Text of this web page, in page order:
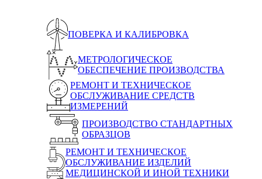
ПОВЕРКА И КАЛИБРОВКА
МЕТРОЛОГИЧЕСКОЕ
ОБЕСПЕЧЕНИЕ ПРОИЗВОДСТВА
РЕМОНТ И ТЕХНИЧЕСКОЕ
ОБСЛУЖИВАНИЕ СРЕДСТВ
ИЗМЕРЕНИЙ
ПРОИЗВОДСТВО СТАНДАРТНЫХ
ОБРАЗЦОВ
РЕМОНТ И ТЕХНИЧЕСКОЕ
ОБСЛУЖИВАНИЕ ИЗДЕЛИЙ
МЕДИЦИНСКОЙ И ИНОЙ ТЕХНИКИ